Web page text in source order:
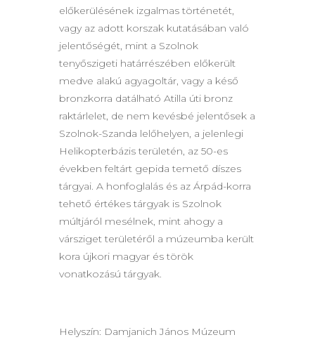
előkerülésének izgalmas történetét,
vagy az adott korszak kutatásában való
jelentőségét, mint a Szolnok
tenyőszigeti határrészében előkerült
medve alakú agyagoltár, vagy a késő
bronzkorra datálható Atilla úti bronz
raktárlelet, de nem kevésbé jelentősek a
Szolnok-Szanda lelőhelyen, a jelenlegi
Helikopterbázis területén, az 50-es
években feltárt gepida temető díszes
tárgyai. A honfoglalás és az Árpád-korra
tehető értékes tárgyak is Szolnok
múltjáról mesélnek, mint ahogy a
vársziget területéről a múzeumba került
kora újkori magyar és török
vonatkozású tárgyak.
Helyszín: Damjanich János Múzeum